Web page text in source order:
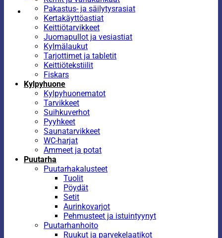
Pakastus- ja säilytysrasiat
Kertakäyttöastiat
Keittiötarvikkeet
Juomapullot ja vesiastiat
Kylmälaukut
Tarjottimet ja tabletit
Keittiötekstiilit
Fiskars
Kylpyhuone
Kylpyhuonematot
Tarvikkeet
Suihkuverhot
Pyyhkeet
Saunatarvikkeet
WC-harjat
Ammeet ja potat
Puutarha
Puutarhakalusteet
Tuolit
Pöydät
Setit
Aurinkovarjot
Pehmusteet ja istuintyynyt
Puutarhanhoito
Ruukut ja parvekelaatikot